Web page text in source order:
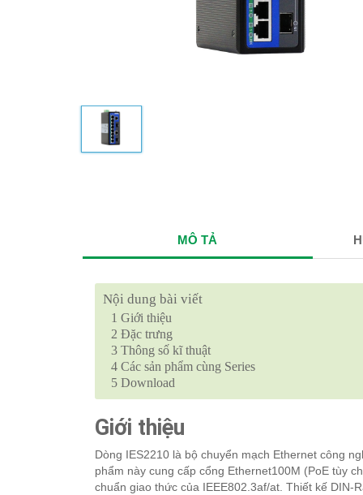
MÔ TẢ
Nội dung bài viết
1 Giới thiệu
2 Đặc trưng
3 Thông số kĩ thuật
4 Các sản phẩm cùng Series
5 Download
Giới thiệu
Dòng IES2210 là bộ chuyển mạch Ethernet công
phẩm này cung cấp cổng Ethernet100M (PoE tùy
chuẩn giao thức của IEEE802.3af/at. Thiết kế DIN-